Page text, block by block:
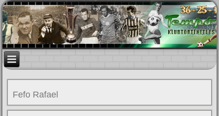
Fefo Rafael